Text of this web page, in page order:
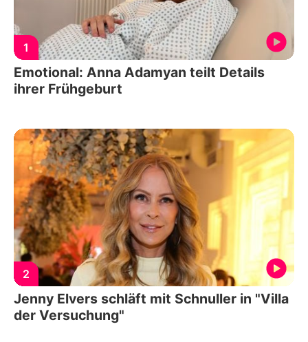
1
Emotional: Anna Adamyan teilt Details
ihrer Frühgeburt
2
Jenny Elvers schläft mit Schnuller in "Villa
der Versuchung"